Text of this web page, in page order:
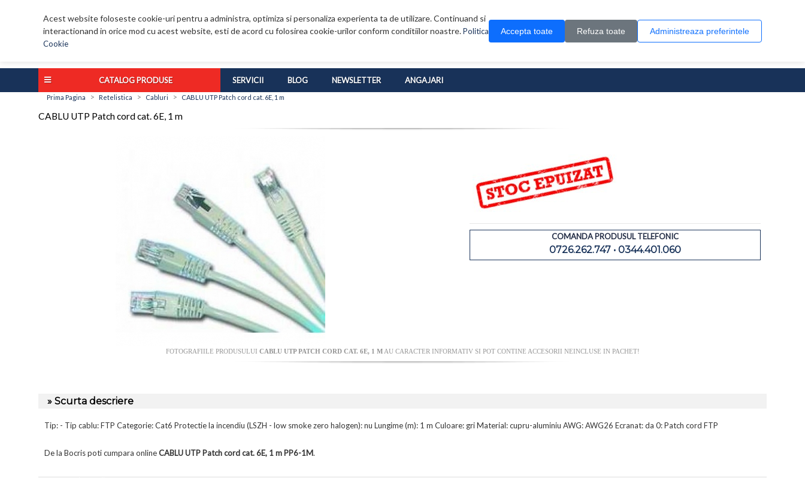
Acest website foloseste cookie-uri pentru a administra, optimiza si personaliza experienta ta de utilizare. Continuand si
interactionand in orice mod cu acest website, esti de acord cu folosirea cookie-urilor conform conditiilor noastre.Politica
Cookie
Accepta toate Refuza toate Administreaza preferintele
0 produs(e)
CATALOG PRODUSE SERVICII BLOG NEWSLETTER ANGAJARI
Prima Pagina > Retelistica > Cabluri > CABLU UTP Patch cord cat. 6E, 1 m
CABLU UTP Patch cord cat. 6E, 1 m
COMANDA PRODUSUL TELEFONIC
0726.262.747 • 0344.401.060
FOTOGRAFIILE PRODUSULUI CABLU UTP PATCH CORD CAT. 6E, 1 MAU CARACTER INFORMATIV SI POT CONTINE ACCESORII NEINCLUSE IN PACHET!
» Scurta descriere
Tip: - Tip cablu: FTP Categorie: Cat6 Protectie la incendiu (LSZH - low smoke zero halogen): nu Lungime (m): 1 m Culoare: gri Material: cupru-aluminiu AWG: AWG26 Ecranat: da 0: Patch cord FTP
De la Bocris poti cumpara onlineCABLU UTP Patch cord cat. 6E, 1 m PP6-1M.